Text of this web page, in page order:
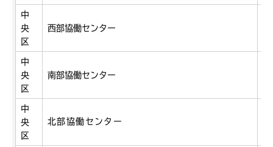
中
央
区
西部協働センター
中
央
区
南部協働センター
中
央
区
北部協働センター